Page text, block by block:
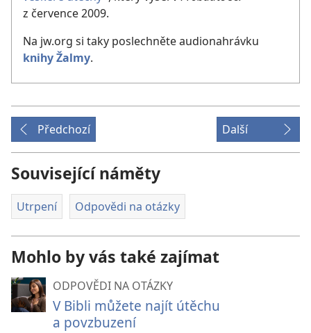
z července 2009.
Na jw.org si taky poslechněte audionahrávku
knihy Žalmy.
Předchozí Další
Související náměty
Utrpení Odpovědi na otázky
Mohlo by vás také zajímat
ODPOVĚDI NA OTÁZKY
V Bibli můžete najít útěchu
a povzbuzení